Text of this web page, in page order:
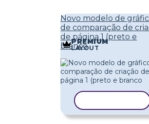
Novo modelo de
de comparação de
de página 1 (preto e
branco
PREMIUM
LAYOUT